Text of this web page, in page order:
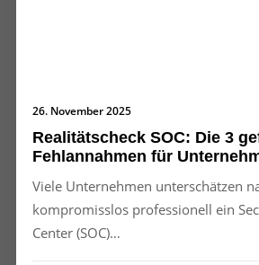
26. November 2025
Realitätscheck SOC: Die 3
Fehlannahmen für
Viele Unternehmen unterschätzen
kompromisslos professionell ein
Center (SOC)…